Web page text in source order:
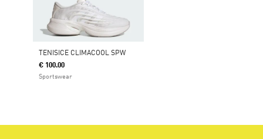
TENISICE CLIMACOOL SPW
€ 100.00
Sportswear